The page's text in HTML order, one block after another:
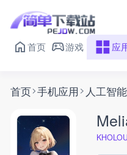
首页 游戏 应
首页 手机应用 人工智能